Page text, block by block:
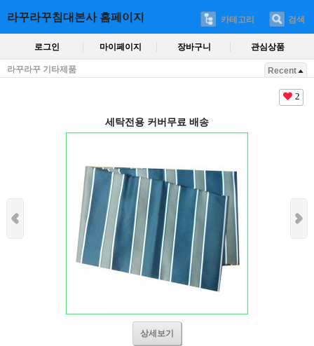
라꾸라꾸침대본사 홈페이지 카테고리 검색
로그인 마이페이지 장바구니 관심상품
라꾸라꾸 기타제품 Recent
2
세탁전용 커버무료 배송
상세보기